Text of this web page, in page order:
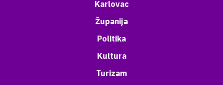
Karlovac
Županija
Politika
Kultura
Turizam